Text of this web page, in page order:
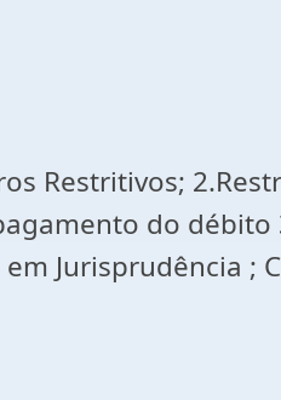
Restritivos;
do
Jurisprudência ;